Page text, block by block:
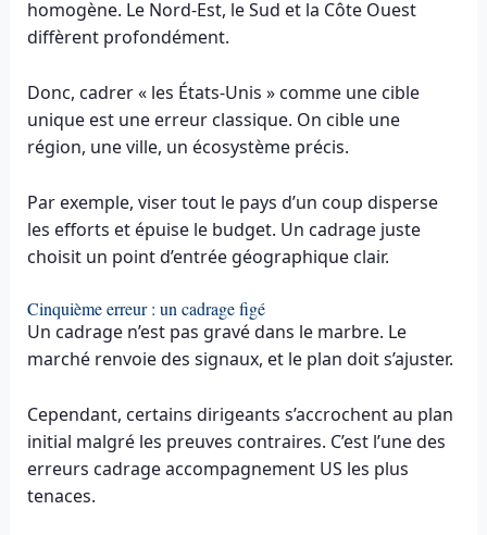
homogène. Le Nord-Est, le Sud et la Côte Ouest
diffèrent profondément.
Donc, cadrer « les États-Unis » comme une cible
unique est une erreur classique. On cible une
région, une ville, un écosystème précis.
Par exemple, viser tout le pays d’un coup disperse
les efforts et épuise le budget. Un cadrage juste
choisit un point d’entrée géographique clair.
Cinquième erreur : un cadrage figé
Un cadrage n’est pas gravé dans le marbre. Le
marché renvoie des signaux, et le plan doit s’ajuster.
Cependant, certains dirigeants s’accrochent au plan
initial malgré les preuves contraires. C’est l’une des
erreurs cadrage accompagnement US les plus
tenaces.